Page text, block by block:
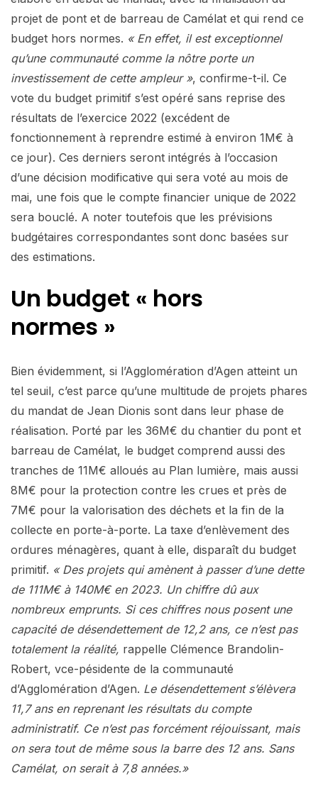
projet de pont et de barreau de Camélat et qui rend ce
budget hors normes. « En effet, il est exceptionnel
qu’une communauté comme la nôtre porte un
investissement de cette ampleur », confirme-t-il. Ce
vote du budget primitif s’est opéré sans reprise des
résultats de l’exercice 2022 (excédent de
fonctionnement à reprendre estimé à environ 1M€ à
ce jour). Ces derniers seront intégrés à l’occasion
d’une décision modificative qui sera voté au mois de
mai, une fois que le compte financier unique de 2022
sera bouclé. A noter toutefois que les prévisions
budgétaires correspondantes sont donc basées sur
des estimations.
Un budget « hors
normes »
Bien évidemment, si l’Agglomération d’Agen atteint un
tel seuil, c’est parce qu’une multitude de projets phares
du mandat de Jean Dionis sont dans leur phase de
réalisation. Porté par les 36M€ du chantier du pont et
barreau de Camélat, le budget comprend aussi des
tranches de 11M€ alloués au Plan lumière, mais aussi
8M€ pour la protection contre les crues et près de
7M€ pour la valorisation des déchets et la fin de la
collecte en porte-à-porte. La taxe d’enlèvement des
ordures ménagères, quant à elle, disparaît du budget
primitif. « Des projets qui amènent à passer d’une dette
de 111M€ à 140M€ en 2023. Un chiffre dû aux
nombreux emprunts. Si ces chiffres nous posent une
capacité de désendettement de 12,2 ans, ce n’est pas
totalement la réalité, rappelle Clémence Brandolin-
Robert, vce-pésidente de la communauté
d’Agglomération d’Agen. Le désendettement s’élèvera
11,7 ans en reprenant les résultats du compte
administratif. Ce n’est pas forcément réjouissant, mais
on sera tout de même sous la barre des 12 ans. Sans
Camélat, on serait à 7,8 années.»